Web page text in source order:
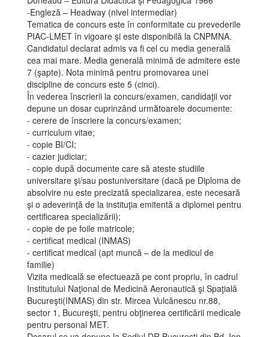
-Engleză – Headway (nivel intermediar)
Tematica de concurs este în conformitate cu prevederile
PIAC-LMET în vigoare şi este disponibilă la CNPMNA.
Candidatul declarat admis va fi cel cu media generală
cea mai mare. Media generală minimă de admitere este
7 (şapte). Nota minimă pentru promovarea unei
discipline de concurs este 5 (cinci).
În vederea înscrierii la concurs/examen, candidaţii vor
depune un dosar cuprinzând următoarele documente:
- cerere de înscriere la concurs/examen;
- curriculum vitae;
- copie BI/CI;
- cazier judiciar;
- copie după documente care să ateste studiile
universitare şi/sau postuniversitare (dacă pe Diploma de
absolvire nu este precizată specializarea, este necesară
şi o adeverinţă de la instituţia emitentă a diplomei pentru
certificarea specializării);
- copie de pe foile matricole;
- certificat medical (INMAS)
- certificat medical (apt muncă – de la medicul de
familie)
Vizita medicală se efectuează pe cont propriu, în cadrul
Institutului Naţional de Medicină Aeronautică şi Spaţială
Bucureşti(INMAS) din str. Mircea Vulcănescu nr.88,
sector 1, Bucureşti, pentru obţinerea certificării medicale
pentru personal MET.